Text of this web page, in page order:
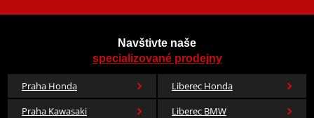
Navštivte naše
specializované prodejny
Praha Honda
Liberec Honda
Praha Kawasaki
Liberec BMW